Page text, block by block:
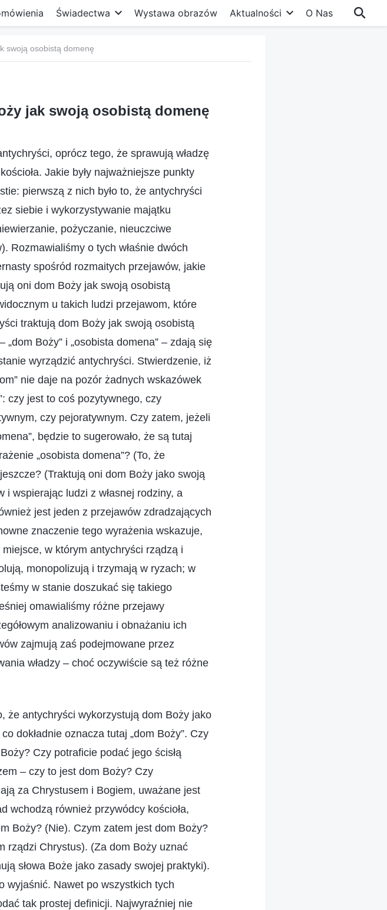
Świadectwa Wystawa obrazów Aktualności O Nas
swoją osobistą domenę
jak swoją osobistą domenę
oprócz tego, że sprawują władzę
Jakie były najważniejsze punkty
pierwszą z nich było to, że antychryści
siebie i wykorzystywanie majątku
pożyczanie, nieuczciwe
Rozmawialiśmy o tych właśnie dwóch
spośród rozmaitych przejawów, jakie
oni dom Boży jak swoją osobistą
u takich ludzi przejawom, które
traktują dom Boży jak swoją osobistą
Boży” i „osobista domena” – zdają się
wyrządzić antychryści. Stwierdzenie, iż
nie daje na pozór żadnych wskazówek
czy jest to coś pozytywnego, czy
czy pejoratywnym. Czy zatem, jeżeli
będzie to sugerowało, że są tutaj
„osobista domena”? (To, że
(Traktują oni dom Boży jako swoją
i wspierając ludzi z własnej rodziny, a
jest jeden z przejawów zdradzających
znaczenie tego wyrażenia wskazuje,
w którym antychryści rządzą i
monopolizują i trzymają w ryzach; w
w stanie doszukać się takiego
omawialiśmy różne przejawy
analizowaniu i obnażaniu ich
zajmują zaś podejmowane przez
władzy – choć oczywiście są też różne
że antychryści wykorzystują dom Boży jako
dokładnie oznacza tutaj „dom Boży”. Czy
Czy potraficie podać jego ścisłą
– czy to jest dom Boży? Czy
za Chrystusem i Bogiem, uważane jest
wchodzą również przywódcy kościoła,
Boży? (Nie). Czym zatem jest dom Boży?
rządzi Chrystus). (Za dom Boży uznać
słowa Boże jako zasady swojej praktyki).
wyjaśnić. Nawet po wszystkich tych
tak prostej definicji. Najwyraźniej nie